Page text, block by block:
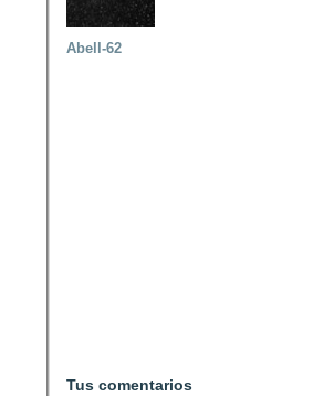
Abell-62
Tus comentarios